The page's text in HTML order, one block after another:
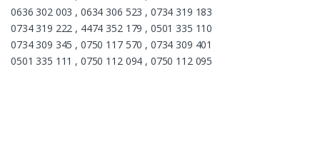
0636 302 003 , 0634 306 523 , 0734 319 183
0734 319 222 , 4474 352 179 , 0501 335 110
0734 309 345 , 0750 117 570 , 0734 309 401
0501 335 111 , 0750 112 094 , 0750 112 095